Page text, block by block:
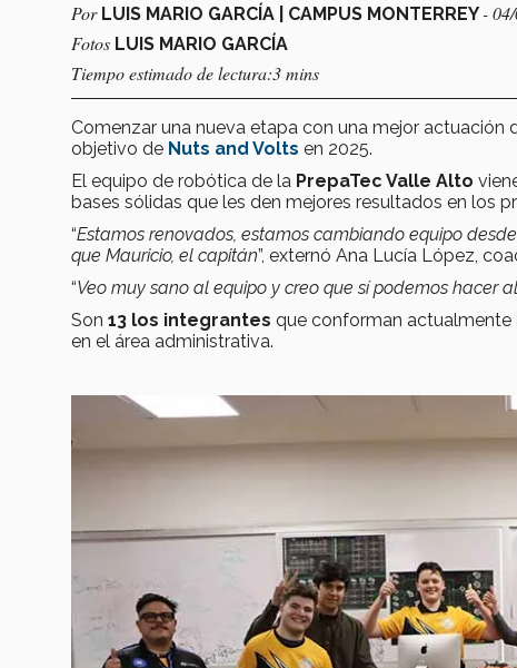
Por LUIS MARIO GARCÍA | CAMPUS MONTERREY-
Fotos LUIS MARIO GARCÍA
Tiempo estimado de lectura:3 mins
Comenzar una nueva etapa con una mejor actuación
objetivo de Nuts and Volts en 2025.
El equipo de robótica de la PrepaTec Valle Alto
bases sólidas que les den mejores resultados en los
“Estamos renovados, estamos cambiando equipo
que Mauricio, el capitán”, externó Ana Lucía López,
“Veo muy sano al equipo y creo que sí podemos hacer
Son 13 los integrantes que conforman actualmente
en el área administrativa.